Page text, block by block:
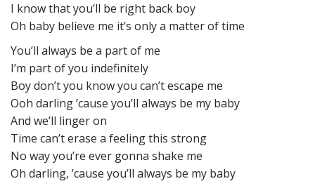
I know that you’ll be right back boy
Oh baby believe me it’s only a matter of time
You’ll always be a part of me
I’m part of you indefinitely
Boy don’t you know you can’t escape me
Ooh darling ’cause you’ll always be my baby
And we’ll linger on
Time can’t erase a feeling this strong
No way you’re ever gonna shake me
Oh darling, ’cause you’ll always be my baby